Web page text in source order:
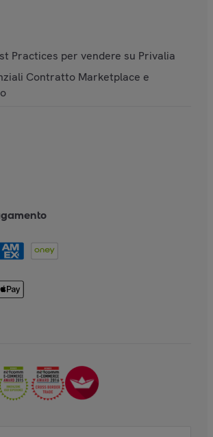
Practices per vendere su Privalia
Contratto Marketplace e